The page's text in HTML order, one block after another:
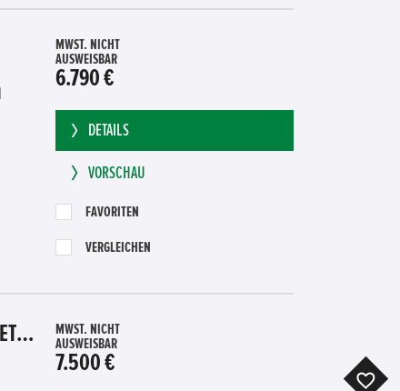
MWST. NICHT
AUSWEISBAR
6.790 €
DETAILS
VORSCHAU
FAVORITEN
VERGLEICHEN
HONDA CR-Z GT HYBRID PDC SITZHEIZUNG SUBWOOFER BLUETOOTH
MWST. NICHT
AUSWEISBAR
7.500 €